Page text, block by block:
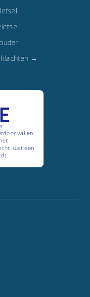
klachten →
vallen
wat een